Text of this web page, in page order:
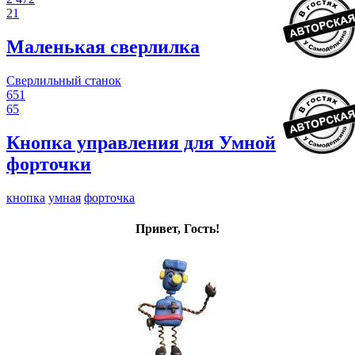
21
Маленькая сверлилка
Сверлильный станок
651
65
Кнопка управления для Умной
форточки
кнопка умная форточка
Привет, Гость!